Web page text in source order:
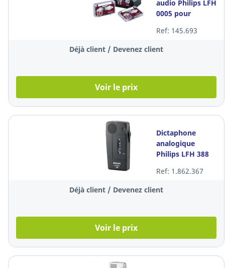
audio Philips LFH
0005 pour
analogique
Ref: 145.693
Déjà client / Devenez client
Voir le prix
Dictaphone
analogique
Philips LFH 388
Ref: 1.862.367
Déjà client / Devenez client
Voir le prix